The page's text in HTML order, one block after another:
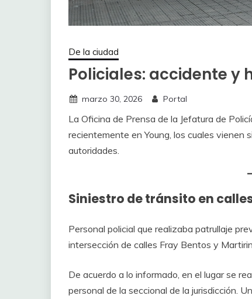
De la ciudad
Policiales: accidente y
marzo 30, 2026 Portal
La Oficina de Prensa de la Jefatura de
recientemente en Young, los cuales vienen
autoridades.
Siniestro de tránsito en
Personal policial que realizaba patrullaje
intersección de calles Fray Bentos y
De acuerdo a lo informado, en el lugar se
personal de la seccional de la jurisdicción.